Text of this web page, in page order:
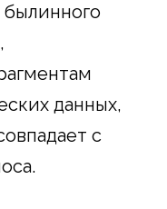
данных,
с